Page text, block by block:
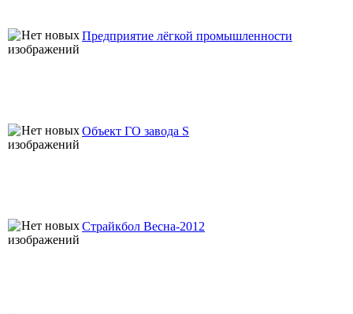
Предприятие лёгкой промышленности
Объект ГО завода S
Страйкбол Весна-2012